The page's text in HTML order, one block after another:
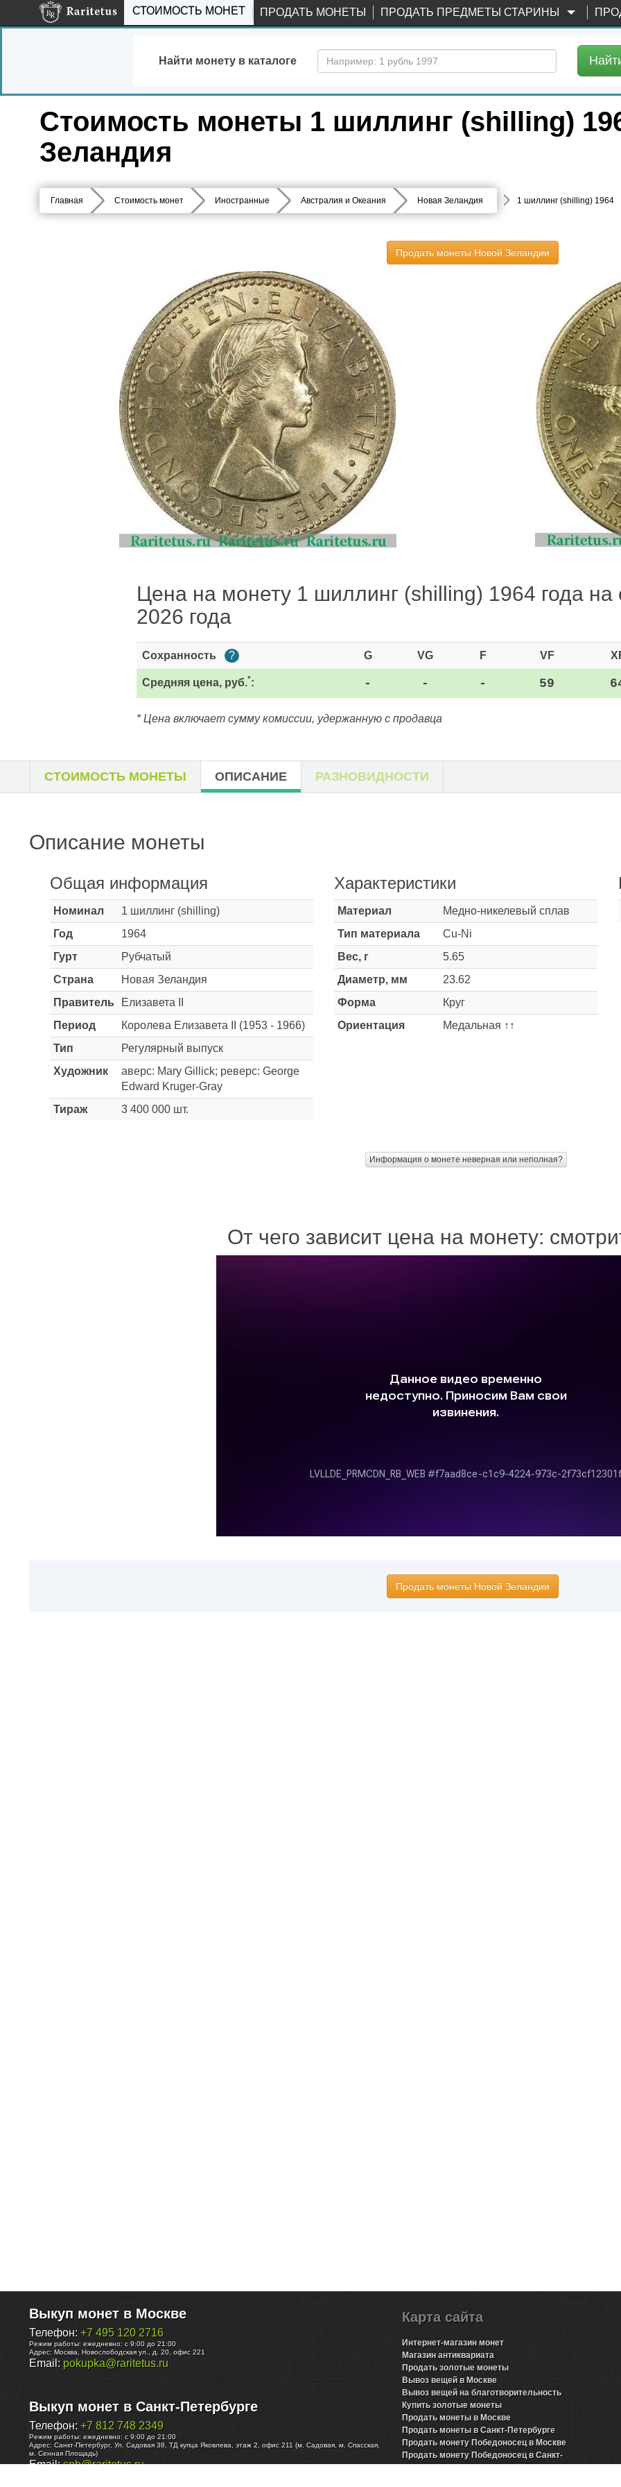
СТОИМОСТЬ МОНЕТ ПРОДАТЬ МОНЕТЫ ПРОДАТЬ ПРЕДМЕТЫ СТАРИНЫ
Найти монету в каталоге
Стоимость монеты 1 шиллинг (shilling)
Зеландия
Главная Стоимость монет Иностранные Австралия и Океания Новая Зеландия 1 шиллинг (shilling) 1964
Продать монеты Новой Зеландии
Цена на монету 1 шиллинг (shilling) 1964 года на
2026 года
Сохранность ? G VG F VF
Средняя цена, руб.*: - - - 59
* Цена включает сумму комиссии, удержанную с продавца
СТОИМОСТЬ МОНЕТЫ ОПИСАНИЕ РАЗНОВИДНОСТИ
Описание монеты
Общая информация
Номинал
1 шиллинг (shilling)
Год
1964
Гурт
Рубчатый
Страна
Новая Зеландия
Правитель
Елизавета II
Период
Королева Елизавета II (1953 - 1966)
Тип
Регулярный выпуск
Художник
аверс: Mary Gillick; реверс: George
Edward Kruger-Gray
Тираж
3 400 000 шт.
Характеристики
Материал
Медно-никелевый сплав
Тип материала
Cu-Ni
Вес, г
5.65
Диаметр, мм
23.62
Форма
Круг
Ориентация
Медальная ↑↑
Информация о монете неверная или неполная?
От чего зависит цена на монету:
Продать монеты Новой Зеландии
Выкуп монет в Москве
Телефон: +7 495 120 2716
Режим работы: ежедневно: с 9:00 до 21:00
Адрес: Москва Новослободская ул., д. 20, офис 221
Email: pokupka@raritetus.ru
Выкуп монет в Санкт-Петербурге
Телефон: +7 812 748 2349
Режим работы: ежедневно: с 9:00 до 21:00
Адрес: Санкт-Петербург, Ул. Садовая 38, ТД купца Яковлева, этаж 2, офис 211 (м. Садовая, м. Спасская,
м. Сенная Площадь)
Email:spb@raritetus.ru
Карта сайта
Интернет-магазин монет
Магазин антиквариата
Продать золотые монеты
Вывоз вещей в Москве
Вывоз вещей на благотворительность
Купить золотые монеты
Продать монеты в Москве
Продать монеты в Санкт-Петербурге
Продать монету Победоносец в Москве
Продать монету Победоносец в Санкт-